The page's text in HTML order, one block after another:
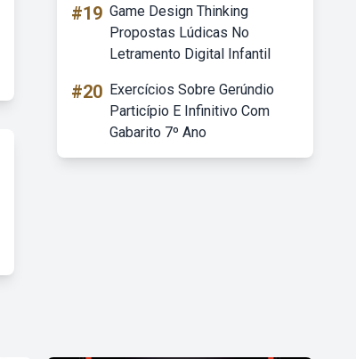
#19 Game Design Thinking
Propostas Lúdicas No
Letramento Digital Infantil
#20 Exercícios Sobre Gerúndio
Particípio E Infinitivo Com
Gabarito 7º Ano